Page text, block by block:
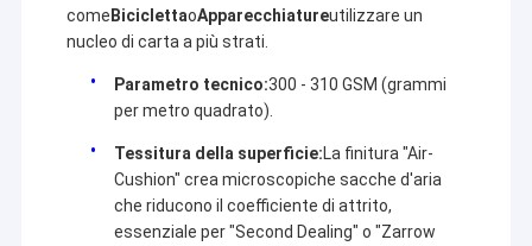
comeBiciclettaoApparecchiatureutilizzare un
nucleo di carta a più strati.
Parametro tecnico:300 - 310 GSM (grammi
per metro quadrato).
Tessitura della superficie:La finitura "Air-
Cushion" crea microscopiche sacche d'aria
che riducono il coefficiente di attrito,
essenziale per "Second Dealing" o "Zarrow